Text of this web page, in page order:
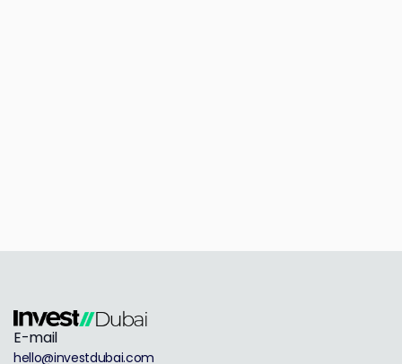
E-mail
hello@investdubai.com